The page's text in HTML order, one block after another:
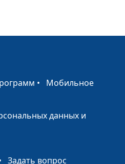
Василий Ничик,
Василий Ничик,
Юлия Синицына,
Юлия Синицына,
• Мобильное
данных и
Задать вопрос